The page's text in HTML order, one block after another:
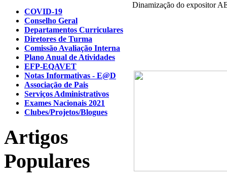
Dinamização do expositor
COVID-19
Conselho Geral
Departamentos Curriculares
Diretores de Turma
Comissão Avaliação Interna
Plano Anual de Atividades
EFP-EQAVET
Notas Informativas - E@D
Associação de Pais
Serviços Administrativos
Exames Nacionais 2021
Clubes/Projetos/Blogues
Artigos
Populares